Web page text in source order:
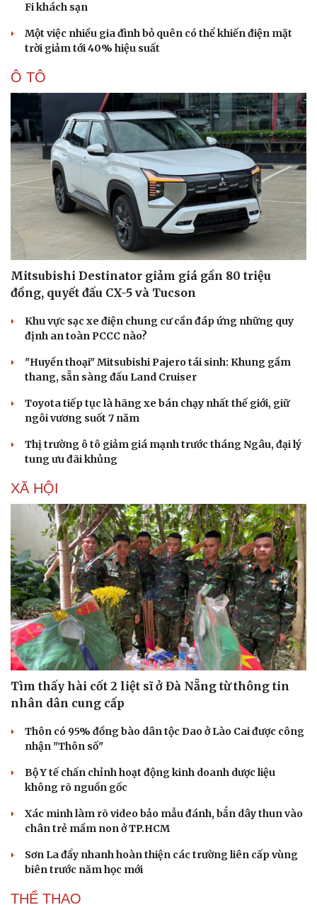
Văn hóa
Sân khấu - Điện ảnh
Văn học
Âm nhạc
Di sản
Thời trang
Sao Việt
Fi khách sạn
Một việc nhiều gia đình bỏ quên có thể khiến điện mặt
trời giảm tới 40% hiệu suất
Ô TÔ
Mitsubishi Destinator giảm giá gần 80 triệu
đồng, quyết đấu CX-5 và Tucson
Khu vực sạc xe điện chung cư cần đáp ứng những quy
định an toàn PCCC nào?
"Huyền thoại" Mitsubishi Pajero tái sinh: Khung gầm
thang, sẵn sàng đấu Land Cruiser
Toyota tiếp tục là hãng xe bán chạy nhất thế giới, giữ
ngôi vương suốt 7 năm
Thị trường ô tô giảm giá mạnh trước tháng Ngâu, đại lý
tung ưu đãi khủng
XÃ HỘI
Tìm thấy hài cốt 2 liệt sĩ ở Đà Nẵng từ thông tin
nhân dân cung cấp
Thôn có 95% đồng bào dân tộc Dao ở Lào Cai được công
nhận "Thôn số"
Bộ Y tế chấn chỉnh hoạt động kinh doanh dược liệu
không rõ nguồn gốc
Xác minh làm rõ video bảo mẫu đánh, bắn dây thun vào
chân trẻ mầm non ở TP.HCM
Sơn La đẩy nhanh hoàn thiện các trường liên cấp vùng
biên trước năm học mới
THỂ THAO